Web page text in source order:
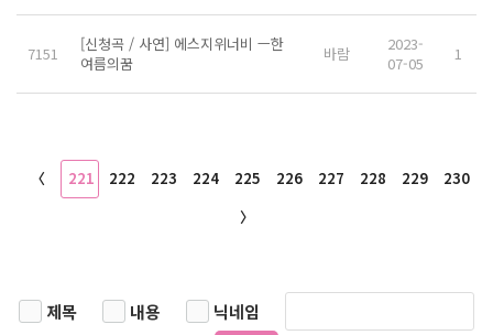
7151
[신청곡 / 사연] 에스지위너비 ㅡ한
여름의꿈
바람
2023-
07-05
1
〈 221 222 223 224 225 226 227 228 229
230
〉
제목 내용 닉네임